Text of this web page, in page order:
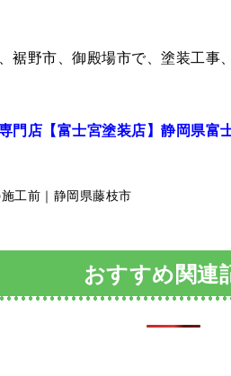
裾野市、御殿場市で、塗装工
門店【富士宮塗装店】静岡県
工前｜静岡県藤枝市
おすすめ関連